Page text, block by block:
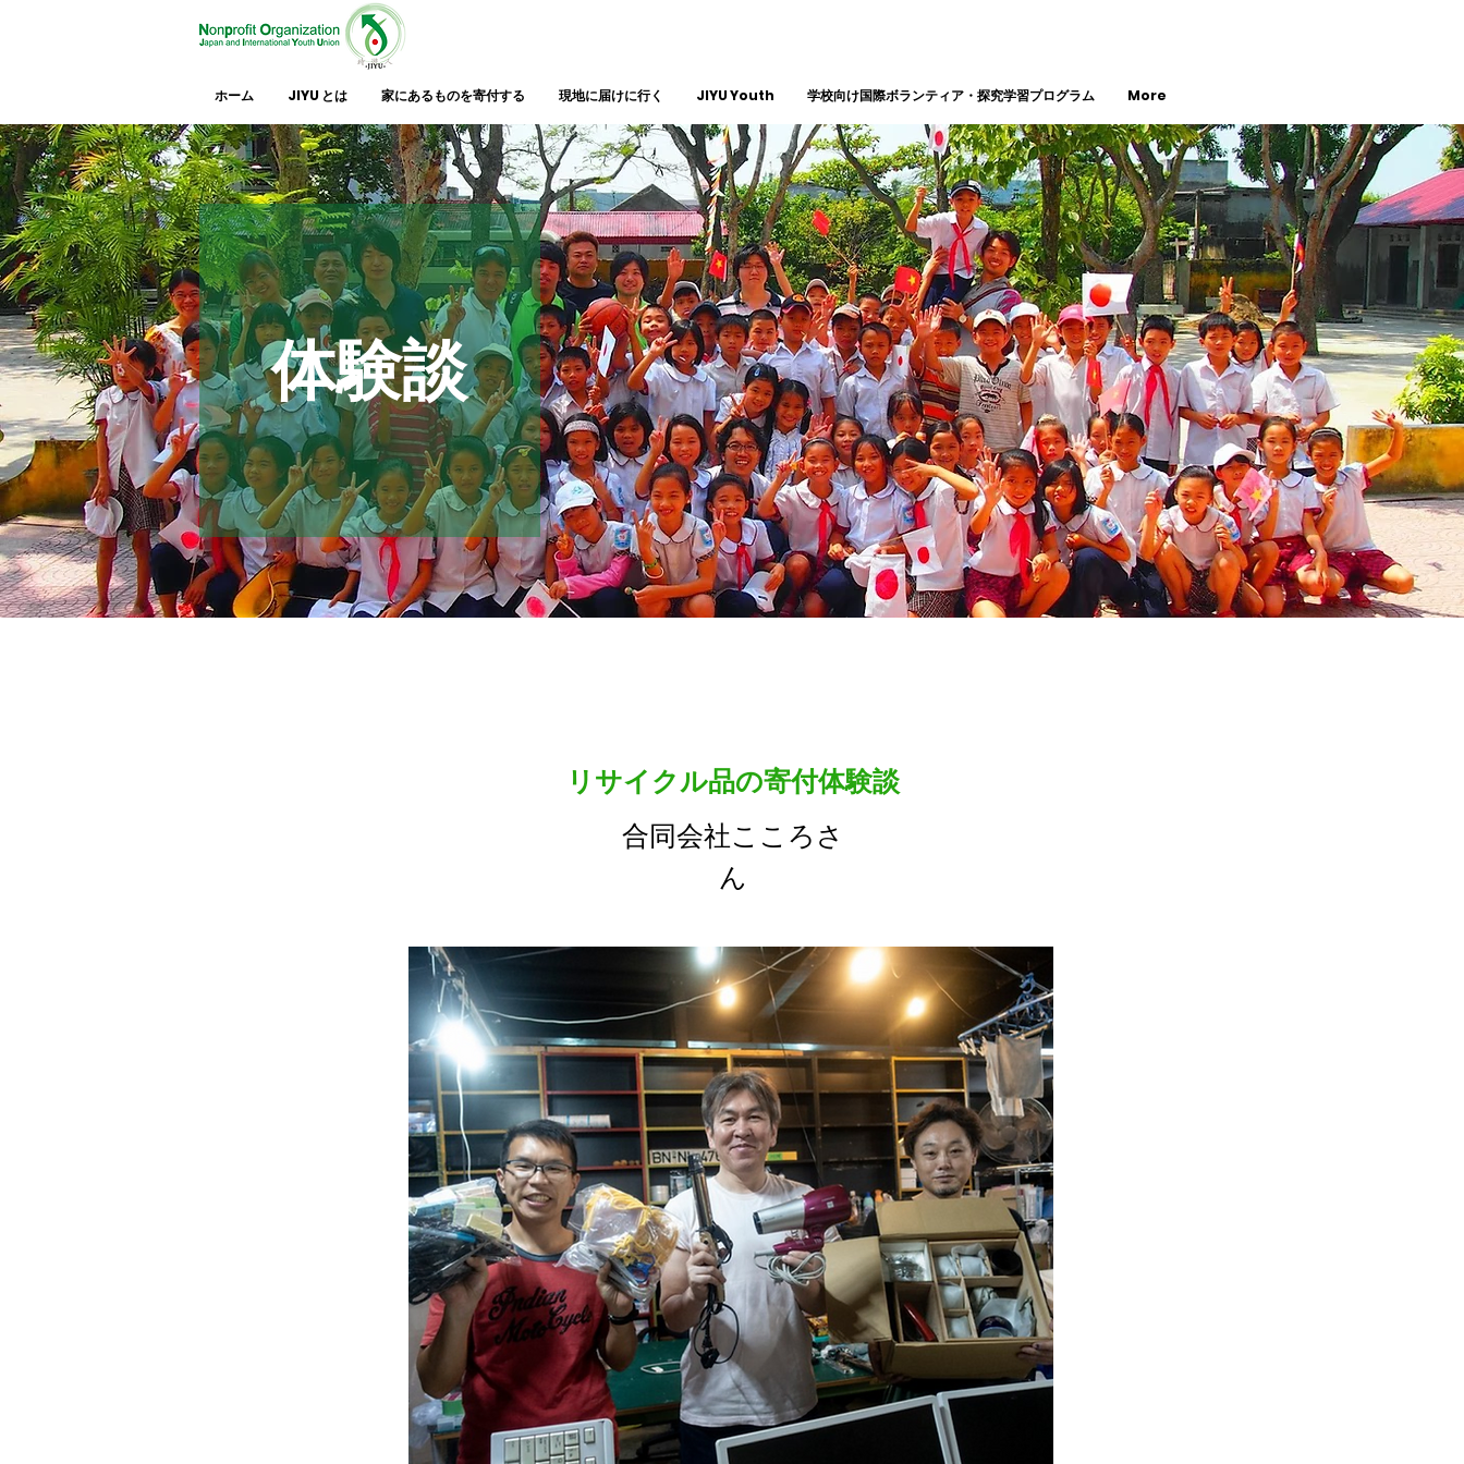
ホーム JIYU とは 家にあるものを寄付する 現地に届けに行く JIYU Youth 学校向け国際ボランティア・探究学習プログラム More
​体験談
リサイクル品の寄付体験談
合同会社こころさ
ん